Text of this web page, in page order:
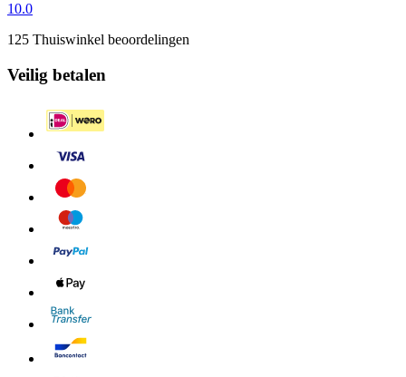
10.0
125 Thuiswinkel beoordelingen
Veilig betalen